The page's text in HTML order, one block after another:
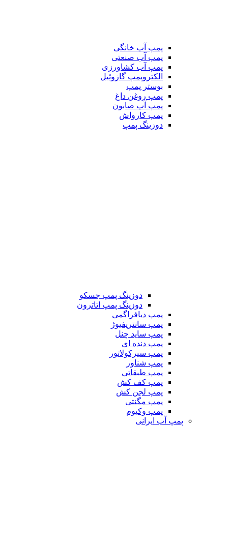
پمپ آب خانگی
پمپ آب صنعتی
پمپ آب کشاورزی
الکتروپمپ گازوئیل
بوستر پمپ
پمپ روغن داغ
پمپ آب صابون
پمپ کارواش
دوزینگ پمپ
دوزینگ پمپ جسکو
دوزینگ پمپ اتاترون
پمپ دیافراگمی
پمپ سانتریفیوژ
پمپ ساید چنل
پمپ دنده ای
پمپ سیرکولاتور
پمپ شناور
پمپ طبقاتی
پمپ کف کش
پمپ لجن کش
پمپ مگنتی
پمپ وکیوم
پمپ آب ایرانی